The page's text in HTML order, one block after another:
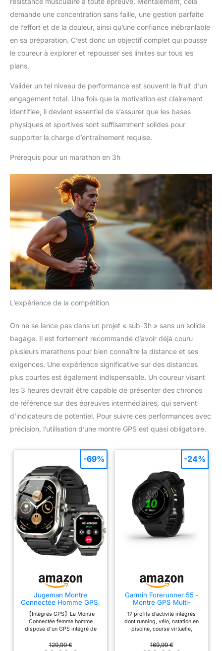
demande une concentration sans faille, une gestion parfaite
de l’effort et de la douleur, ainsi qu’une confiance inébranlable
en sa préparation. C’est donc un objectif complet qui pousse
le coureur à explorer et repousser ses limites sur tous les
plans.
Valider un tel niveau de performance est souvent le fruit d’un
engagement total. Une fois que la motivation est clairement
identifiée, il devient essentiel de s’assurer que les bases
physiques et sportives sont suffisamment solides pour
supporter la charge d’entraînement requise.
Prérequis pour un marathon en 3h
L’expérience de la compétition
On ne se lance pas dans un projet « sub-3h » sans un solide
bagage. Il est fortement recommandé d’avoir déjà couru
plusieurs marathons pour bien connaître la distance et ses
exigences. Une expérience significative sur des distances
plus courtes est également indispensable. Un coureur visant
les 3 heures devrait être capable de présenter des chronos
de référence sur des épreuves intermédiaires, qui servent
d’indicateurs de potentiel. Pour suivre ces performances avec
précision, l’utilisation d’une montre GPS est quasi obligatoire.
Jugeman Montre
Connectée Homme GPS,
Militaire Smartwatch, Noir
【Intégrés GPS】La Montre
Connectée femme homme
dispose d'un GPS intégré de
synchronisé votre téléphone,
129,99 €
-69%
Garmin Forerunner 55 -
Montre GPS Multi-
Fonctions d’Entrainement
Coach et Cardio au
Poignet – Noir - Boîtier
17 profils d’activité intégrés
dont running, vélo, natation en
piscine, course virtuelle,
respiration. Suggestion
169,99 €
-24%